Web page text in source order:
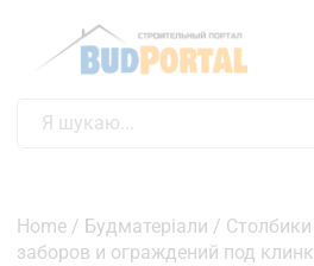
Home / Будматеріали /
заборов и ограждений под